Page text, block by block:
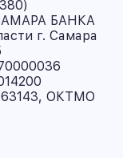
БАНКА
г. Самара
ОКТМО